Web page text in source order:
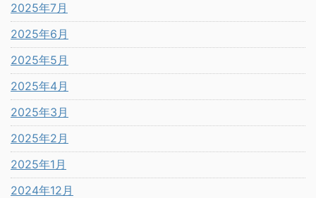
2025年7月
2025年6月
2025年5月
2025年4月
2025年3月
2025年2月
2025年1月
2024年12月